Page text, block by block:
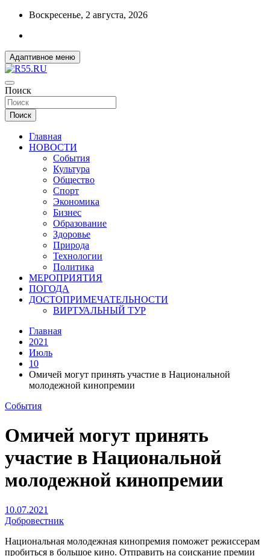
Перейти
содержимому
Воскресенье, 2 августа, 2026
Адаптивное меню
R55.RU
ДОБРЫЕ ВЕСТИ ИЗ ОМСКА
Поиск
Поиск
Главная
НОВОСТИ
События
Культура
Общество
Спорт
Экономика
Бизнес
Образование
Здоровье
Природа
Технологии
Политика
МЕРОПРИЯТИЯ
ПОГОДА
ДОСТОПРИМЕЧАТЕЛЬНОСТИ
ВИРТУАЛЬНЫЙ ТУР
Главная
2021
Июль
10
Омичей могут принять участие в Национальной
молодежной кинопремии
События
Омичей могут принять
участие в Национальной
молодежной кинопремии
10.07.2021
Добровестник
Национальная молодежная кинопремия поможет режиссерам
пробиться в большое кино. Отправить на соискание премии